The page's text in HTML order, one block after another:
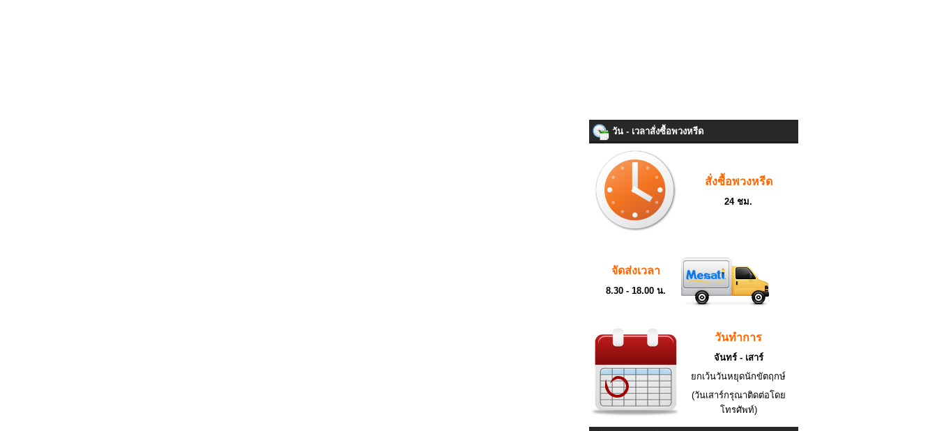
วัน - เวลาสั่งซื้อพวงหรีด
สั่งซื้อพวงหรีด
24 ชม.
จัดส่งเวลา
8.30 - 18.00 น.
วันทำการ
จันทร์ - เสาร์
ยกเว้นวันหยุดนักขัตฤกษ์
(วันเสาร์กรุณาติดต่อโดย
โทรศัพท์)